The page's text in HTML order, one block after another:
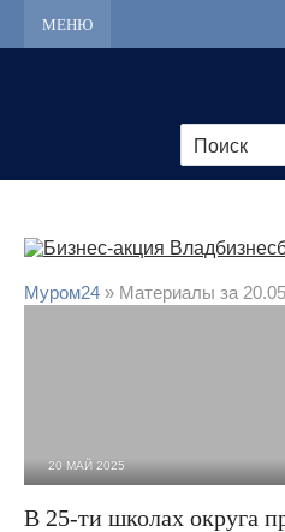
МЕНЮ
Муром24 » Материалы за
20 МАЙ 2025
В 25-ти школах округа